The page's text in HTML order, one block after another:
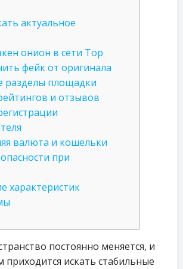
актуальное
онион в сети Тор
фейк от оригинала
разделы площадки
и отзывов
валюта и кошельки
при
характеристик
постоянно меняется, и
приходится искать стабильные